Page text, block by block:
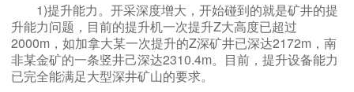
1)提升能力。开采深度增大，开始碰到的就是矿井的提
升能力问题，目前的提升机一次提升Z大高度已超过
2000m，如加拿大某一次提升的Z深矿井已深达2172m，南
非某金矿的一条竖井己深达2310.4m。目前，提升设备能力
已完全能满足大型深井矿山的要求。